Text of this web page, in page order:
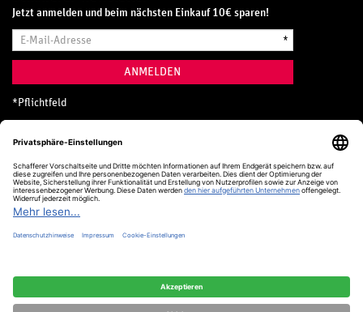
Jetzt anmelden und beim nächsten Einkauf 10€ sparen!
Mail-
*
ANMELDEN
* Pflichtfeld
Hotline
0800 20 70 300 (D)
Kostenlos aus dem deutschen Festnetz
24 Stunden / 365 Tage im Jahr
Alle Preise inkl. MwSt.